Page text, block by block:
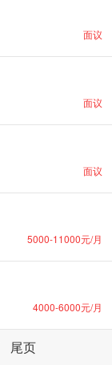
面议
面议
面议
5000-11000元/月
4000-6000元/月
尾页